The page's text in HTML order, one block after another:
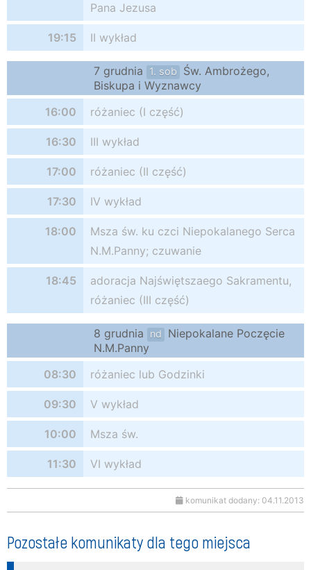
Pana Jezusa
19:15 II wykład
7 grudnia 1. sob
Św. Ambrożego,
Biskupa i Wyznawcy
16:00
różaniec (I część)
16:30 III wykład
17:00 różaniec (II część)
17:30 IV wykład
18:00
Msza św. ku czci Niepokalanego Serca
N.M.Panny; czuwanie
18:45
adoracja Najświętszaego Sakramentu,
różaniec (III część)
8 grudnia nd
Niepokalane Poczęcie
N.M.Panny
08:30
różaniec lub Godzinki
09:30 V wykład
10:00 Msza św.
11:30 VI wykład
komunikat dodany: 04.11.2013
Pozostałe komunikaty dla tego miejsca